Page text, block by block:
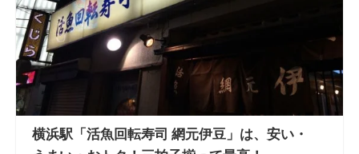
横浜駅「活魚回転寿司 網元伊豆」は、安い・